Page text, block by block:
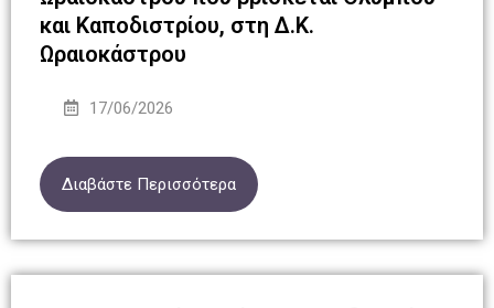
και Καποδιστρίου, στη Δ.Κ.
Ωραιοκάστρου
17/06/2026
Διαβάστε Περισσότερα